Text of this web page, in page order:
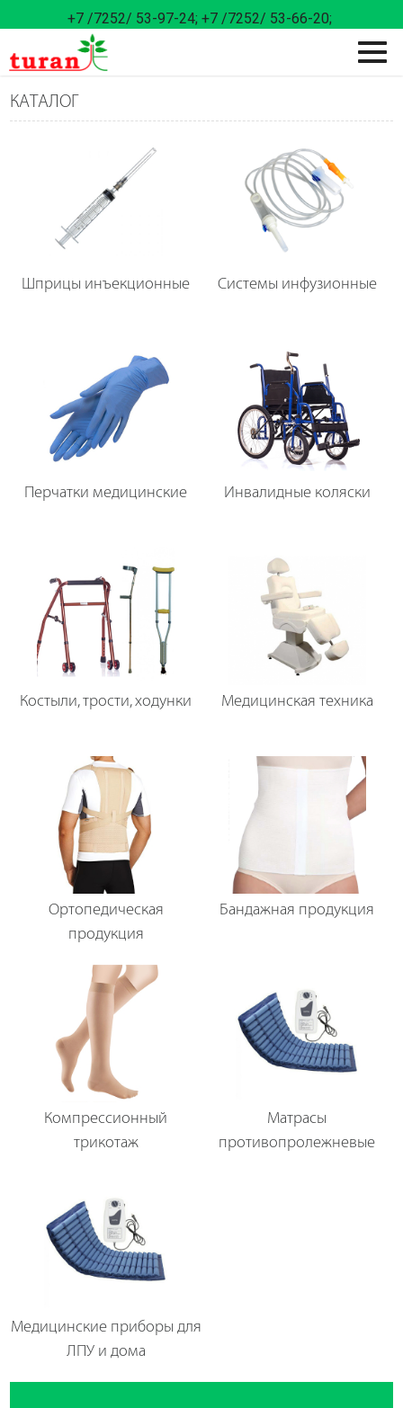
+7 /7252/ 53-97-24; +7 /7252/ 53-66-20;
КАТАЛОГ
Шприцы инъекционные Системы инфузионные
Перчатки медицинские Инвалидные коляски
Костыли, трости, ходунки Медицинская техника
Ортопедическая
продукция
Бандажная продукция
Компрессионный
трикотаж
Матрасы
противопролежневые
Медицинские приборы для
ЛПУ и дома